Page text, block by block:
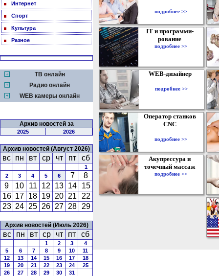
Интернет
Спорт
Культура
Разное
ТВ онлайн
Радио онлайн
WEB камеры онлайн
Архив новостей за
2025 2026
Архив новостей (Август 2026)
вс пн вт ср чт пт сб
1
2
3 4 5 6 7
8
9
10 11 12 13 14
15
16 17 18 19 20 21
22
23 24 25 26 27 28 29
Архив новостей (Июль 2026)
вс пн вт ср чт пт сб
1 2 3
4
5
6 7 8 9 10
11
12
13 14 15 16 17
18
19
20 21 22 23 24
25
26
27 28 29 30 31
подробнее >>
IT и программи-
рование
подробнее >>
WEB-дизайнер
подробнее >>
Оператор станков
CNC
подробнее >>
Акупрессура и
точечный массаж
подробнее >>